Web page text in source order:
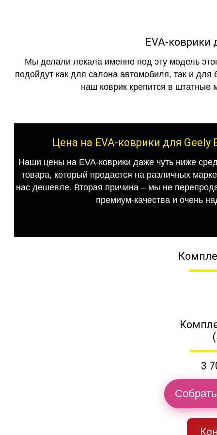
EVA-коврики
Мы делали лекала именно под эту модель
подойдут как для салона автомобиля, так и для
наш коврик крепится в штатные
Цена на EVA-коврики для
Наши цены на EVA-коврики даже чуть ниже
товара, который продается на различных
нас дешевле. Вторая причина – мы не
премиум-качества и очень
3